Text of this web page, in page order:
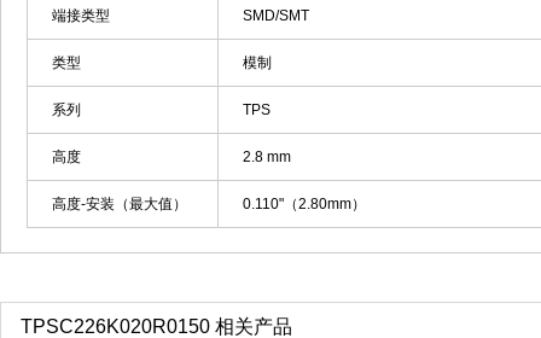
端接类型 SMD/SMT
类型 模制
系列 TPS
高度 2.8 mm
高度-安装（最大值） 0.110"（2.80mm）
TPSC226K020R0150 相关产品